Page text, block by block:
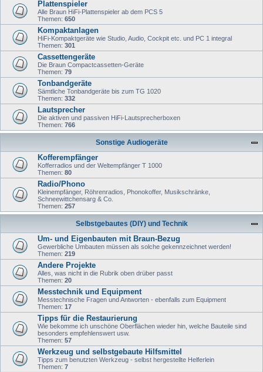
Plattenspieler
Alle Braun HiFi-Plattenspieler ab dem PCS 5
Themen: 650
Kompaktanlagen
HiFi-Kompaktgeräte wie Studio, Audio, Cockpit etc. und PC 1 integral
Themen: 301
Cassettengeräte
Die Braun Compactcassetten-Geräte
Themen: 79
Tonbandgeräte
Sämtliche Tonbandgeräte bis zum TG 1020
Themen: 332
Lautsprecher
Die aktiven und passiven HiFi-Lautsprecherboxen
Themen: 766
Sonstige Audiogeräte
Kofferempfänger
Kofferradios und der Weltempfänger T 1000
Themen: 80
Radio/Phono
Kleinempfänger, Röhrenradios, Phonokoffer, Musikschränke,
Schneewittchensarg & Co.
Themen: 257
Selbstgebautes (DIY) und Technik
Um- und Eigenbauten mit Braun-Bezug
Gewerbliche Umbauten müssen als solche gekennzeichnet werden!
Themen: 219
Andere Projekte
Alles, was nicht in die Rubrik oben drüber passt
Themen: 20
Messtechnik und Equipment
Messtechnische Fragen und Antworten - ebenfalls zum Equipment
Themen: 17
Tipps für die Restaurierung
Wie bekomme ich unschöne Oberflächen wieder hin, welche Bauteile sind
besonders empfehlenswert usw.
Themen: 57
Werkzeug und selbstgebaute Hilfsmittel
Tipps zum benutzten Werkzeug - selbst hergestellte Helferlein
Themen: 7